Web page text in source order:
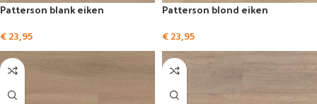
Patterson blank eiken
€23,95
Patterson blond eiken
€23,95